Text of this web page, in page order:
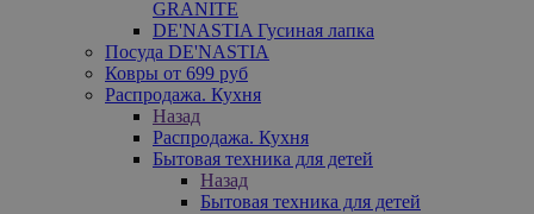
GRANITE
DE'NASTIA Гусиная лапка
Посуда DE'NASTIA
Ковры от 699 руб
Распродажа. Кухня
Назад
Распродажа. Кухня
Бытовая техника для детей
Назад
Бытовая техника для детей